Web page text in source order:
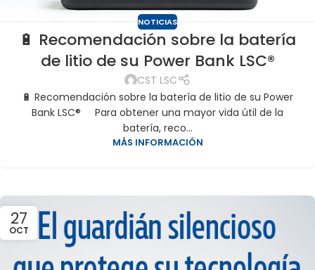
NOTICIAS
🔋 Recomendación sobre la batería
de litio de su Power Bank LSC®
CST LSC
🔋 Recomendación sobre la batería de litio de su Power
Bank LSC® Para obtener una mayor vida útil de la
batería, reco...
MÁS INFORMACIÓN
27
OCT